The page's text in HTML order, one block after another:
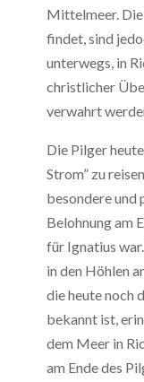
Mittelmeer. Die
findet, sind
unterwegs, in
christlicher
verwahrt
Die Pilger
Strom” zu
besondere und
Belohnung am
für Ignatius
in den Höhlen
die heute noch
bekannt ist,
dem Meer in
am Ende des